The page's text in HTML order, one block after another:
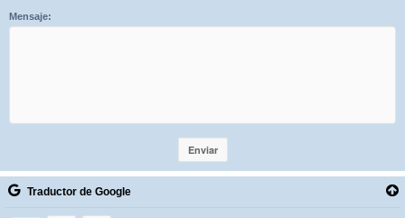
Mensaje:
Traductor de Google